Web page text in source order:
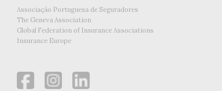
Associação Portuguesa de Seguradores
The Geneva Association
Global Federation of Insurance Associations
Insurance Europe